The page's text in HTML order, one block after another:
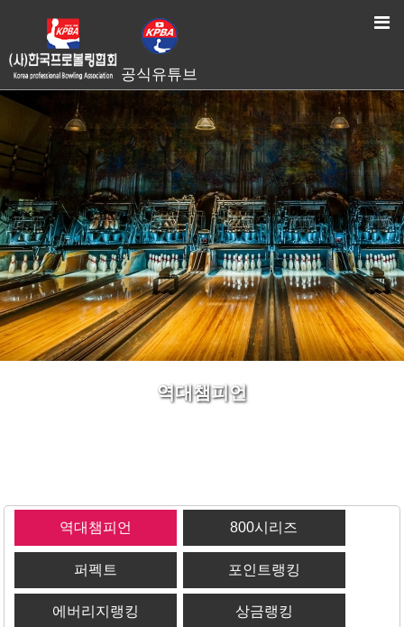
공식유튜브
역대챔피언
역대챔피언 800시리즈
퍼펙트 포인트랭킹
에버리지랭킹 상금랭킹